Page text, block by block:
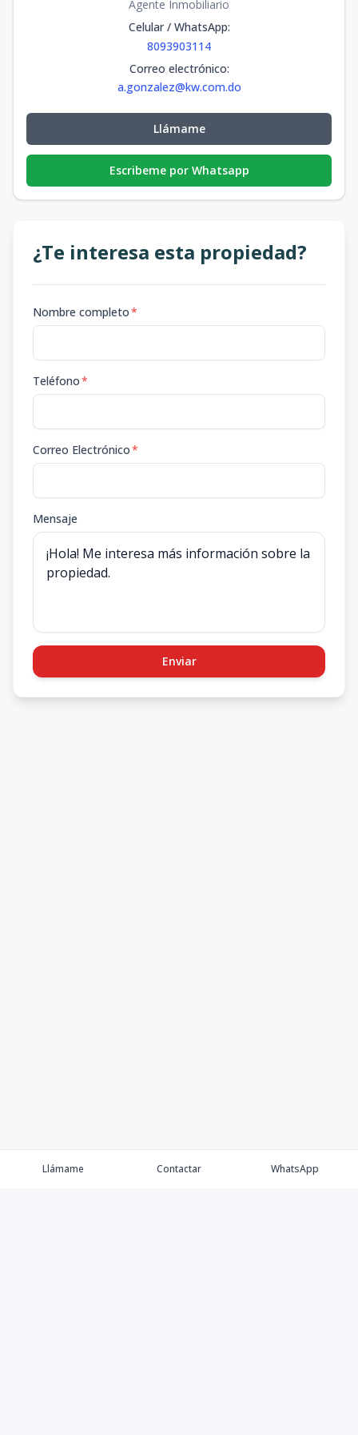
Agente Inmobiliario
Celular / WhatsApp:
8093903114
Correo electrónico:
a.gonzalez@kw.com.do
Llámame
Escribeme por Whatsapp
¿Te interesa esta propiedad?
Nombre completo*
Teléfono*
Correo Electrónico*
Mensaje
Enviar
Llámame Contactar WhatsApp